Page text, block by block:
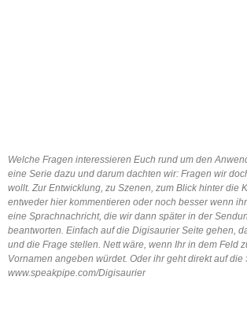
Welche Fragen interessieren Euch rund um den
eine Serie dazu und darum dachten wir: Fragen wir
wollt. Zur Entwicklung, zu Szenen, zum Blick hinter die
entweder hier kommentieren oder noch besser wenn
eine Sprachnachricht, die wir dann später in der
beantworten. Einfach auf die Digisaurier Seite gehen,
und die Frage stellen. Nett wäre, wenn Ihr in dem Feld
Vornamen angeben würdet. Oder ihr geht direkt auf die
www.speakpipe.com/Digisaurier